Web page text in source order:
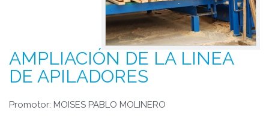
AMPLIACIÓN DE LA LINEA
DE APILADORES
Promotor: MOISES PABLO MOLINERO